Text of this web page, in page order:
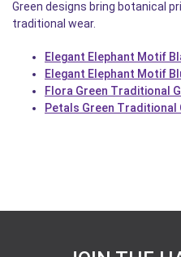
Green designs bring botanical
traditional wear.
Elegant Elephant Motif
Elegant Elephant Motif
Flora Green Traditional
Petals Green Traditional